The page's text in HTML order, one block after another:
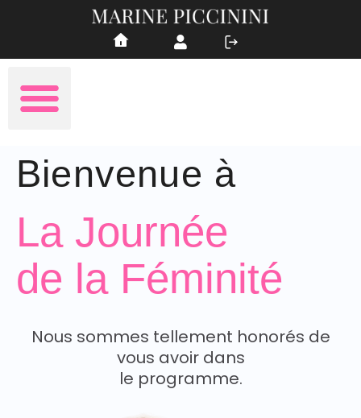
Bienvenue à
La Journée
de la Féminité
Nous sommes tellement honorés de
vous avoir dans
le programme.